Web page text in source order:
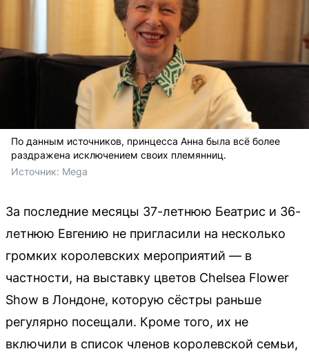
По данным источников, принцесса Анна была всё более
раздражена исключением своих племянниц.
Источник: Mega
За последние месяцы 37-летнюю Беатрис и 36-
летнюю Евгению не пригласили на несколько
громких королевских мероприятий — в
частности, на выставку цветов Chelsea Flower
Show в Лондоне, которую сёстры раньше
регулярно посещали. Кроме того, их не
включили в список членов королевской семьи,